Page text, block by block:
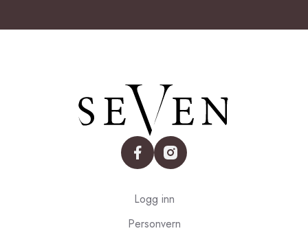
facebookinstagram
Logg inn
Personvern